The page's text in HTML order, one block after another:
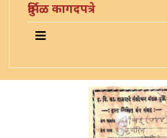
दुर्मिळ कागदपत्रे